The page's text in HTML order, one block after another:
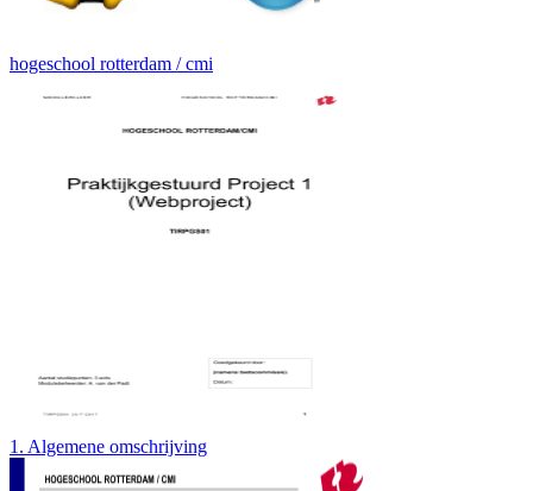
hogeschool rotterdam / cmi
1. Algemene omschrijving